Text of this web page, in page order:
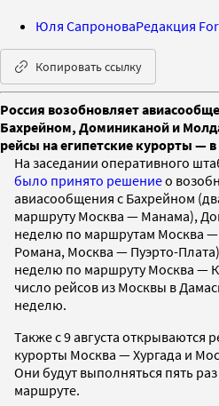
Юля СапроноваРедакция
Копировать ссылку
Россия возобновляет
Бахрейном, Доминиканой и
рейсы на египетские курорты —
На заседании оперативного
было принято решениео
авиасообщения с Бахрейном
маршруту Москва — Манама),
неделю по маршрутам Москва
Романа, Москва — Пуэрто-
неделю по маршруту Москва —
число рейсов из Москвы в
неделю.
Также с 9 августа открываются
курорты Москва — Хургада и
Они будут выполняться пять
маршруте.